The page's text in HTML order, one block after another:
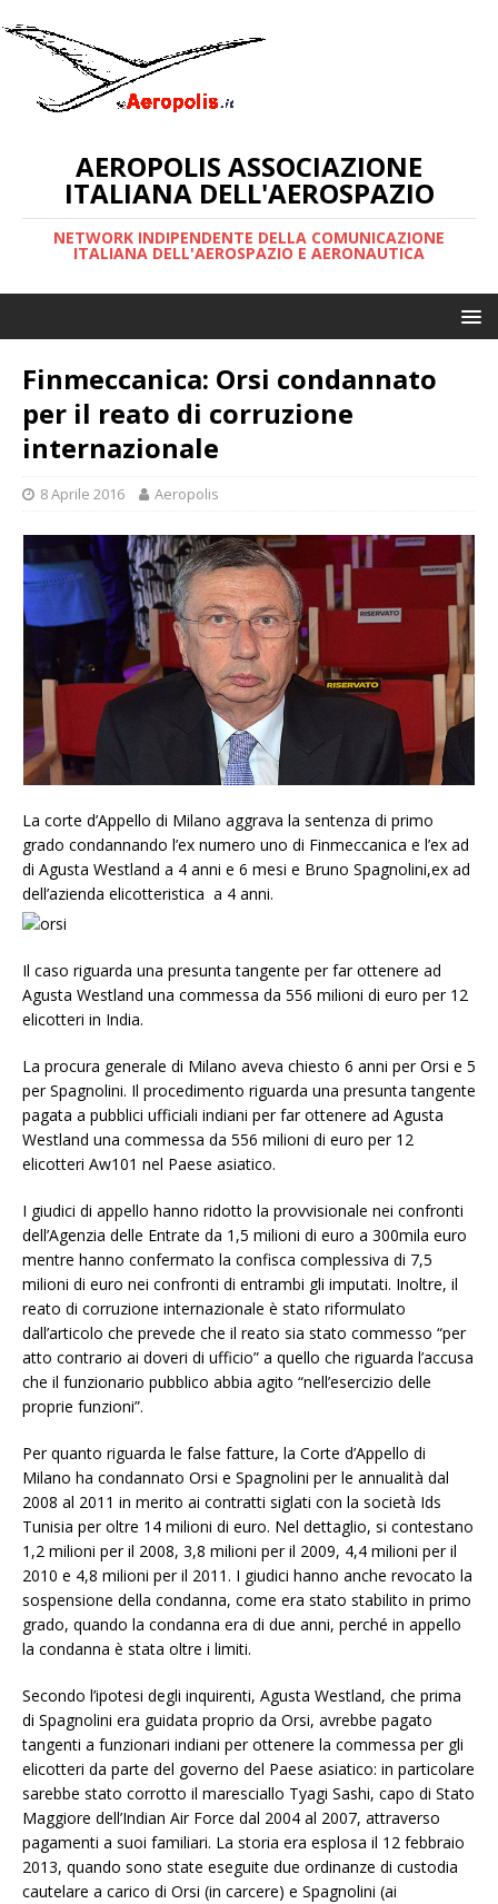
AEROPOLIS ASSOCIAZIONE
ITALIANA DELL'AEROSPAZIO
NETWORK INDIPENDENTE DELLA COMUNICAZIONE
ITALIANA DELL'AEROSPAZIO E AERONAUTICA
Finmeccanica: Orsi condannato
per il reato di corruzione
internazionale
8 Aprile 2016 Aeropolis
La corte d’Appello di Milano aggrava la sentenza di primo
grado condannando l’ex numero uno di Finmeccanica e l’ex ad
di Agusta Westland a 4 anni e 6 mesi e Bruno Spagnolini,ex ad
dell’azienda elicotteristica a 4 anni.
Il caso riguarda una presunta tangente per far ottenere ad
Agusta Westland una commessa da 556 milioni di euro per 12
elicotteri in India.
La procura generale di Milano aveva chiesto 6 anni per Orsi e 5
per Spagnolini. Il procedimento riguarda una presunta tangente
pagata a pubblici ufficiali indiani per far ottenere ad Agusta
Westland una commessa da 556 milioni di euro per 12
elicotteri Aw101 nel Paese asiatico.
I giudici di appello hanno ridotto la provvisionale nei confronti
dell’Agenzia delle Entrate da 1,5 milioni di euro a 300mila euro
mentre hanno confermato la confisca complessiva di 7,5
milioni di euro nei confronti di entrambi gli imputati. Inoltre, il
reato di corruzione internazionale è stato riformulato
dall’articolo che prevede che il reato sia stato commesso “per
atto contrario ai doveri di ufficio” a quello che riguarda l’accusa
che il funzionario pubblico abbia agito “nell’esercizio delle
proprie funzioni”.
Per quanto riguarda le false fatture, la Corte d’Appello di
Milano ha condannato Orsi e Spagnolini per le annualità dal
2008 al 2011 in merito ai contratti siglati con la società Ids
Tunisia per oltre 14 milioni di euro. Nel dettaglio, si contestano
1,2 milioni per il 2008, 3,8 milioni per il 2009, 4,4 milioni per il
2010 e 4,8 milioni per il 2011. I giudici hanno anche revocato la
sospensione della condanna, come era stato stabilito in primo
grado, quando la condanna era di due anni, perché in appello
la condanna è stata oltre i limiti.
Secondo l’ipotesi degli inquirenti, Agusta Westland, che prima
di Spagnolini era guidata proprio da Orsi, avrebbe pagato
tangenti a funzionari indiani per ottenere la commessa per gli
elicotteri da parte del governo del Paese asiatico: in particolare
sarebbe stato corrotto il maresciallo Tyagi Sashi, capo di Stato
Maggiore dell’Indian Air Force dal 2004 al 2007, attraverso
pagamenti a suoi familiari. La storia era esplosa il 12 febbraio
2013, quando sono state eseguite due ordinanze di custodia
cautelare a carico di Orsi (in carcere) e Spagnolini (ai